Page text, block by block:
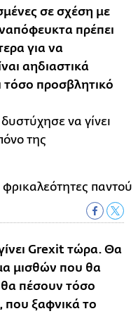
σε σχέση με
πρέπει
για να
αηδιαστικά
τόσο προσβλητικό
δυστύχησε να γίνει
της
Grexit τώρα. Θα
μισθών που θα
θα πέσουν τόσο
που ξαφνικά το